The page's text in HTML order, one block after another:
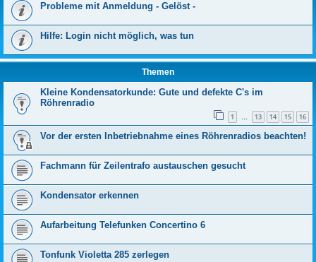
Probleme mit Anmeldung - Gelöst -
Hilfe: Login nicht möglich, was tun
Themen
Kleine Kondensatorkunde: Gute und defekte C's im
Röhrenradio
1 … 13 14 15 16
Vor der ersten Inbetriebnahme eines Röhrenradios beachten!
Fachmann für Zeilentrafo austauschen gesucht
Kondensator erkennen
Aufarbeitung Telefunken Concertino 6
Tonfunk Violetta 285 zerlegen